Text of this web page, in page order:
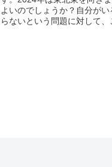
よいのでしょうか？自分が
らないという問題に対して、